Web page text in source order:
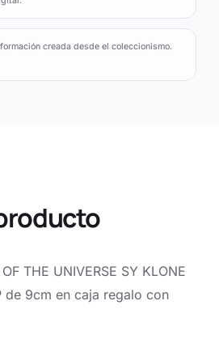
creada desde el coleccionismo.
THE UNIVERSE SY KLONE
de 9cm en caja regalo con